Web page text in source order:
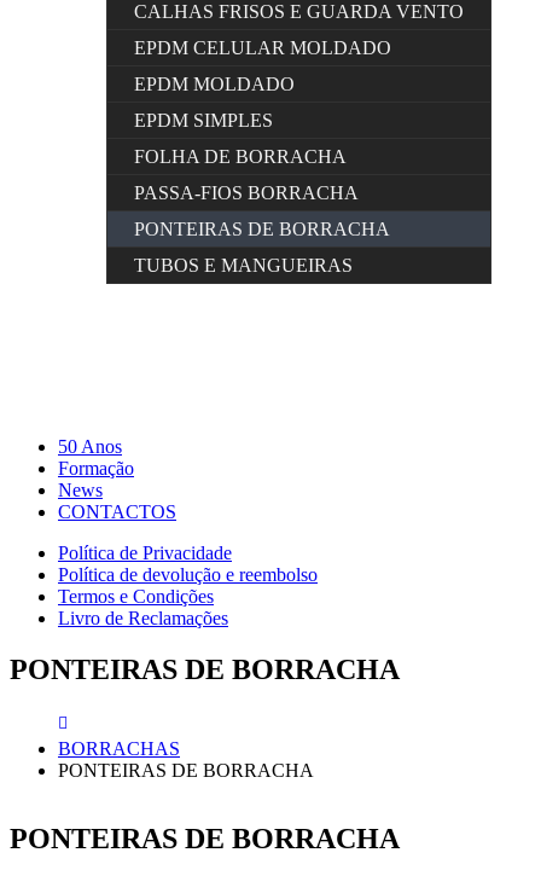
CALHAS FRISOS E GUARDA VENTO
EPDM CELULAR MOLDADO
EPDM MOLDADO
EPDM SIMPLES
FOLHA DE BORRACHA
PASSA-FIOS BORRACHA
PONTEIRAS DE BORRACHA
TUBOS E MANGUEIRAS
50 Anos
Formação
News
CONTACTOS
Política de Privacidade
Política de devolução e reembolso
Termos e Condições
Livro de Reclamações
PONTEIRAS DE BORRACHA
BORRACHAS
PONTEIRAS DE BORRACHA
PONTEIRAS DE BORRACHA